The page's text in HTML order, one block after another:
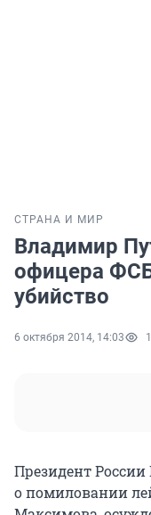
СТРАНА И МИР
Владимир
офицера
убийство
6 октября 2014, 14:03
Президент
о помиловании